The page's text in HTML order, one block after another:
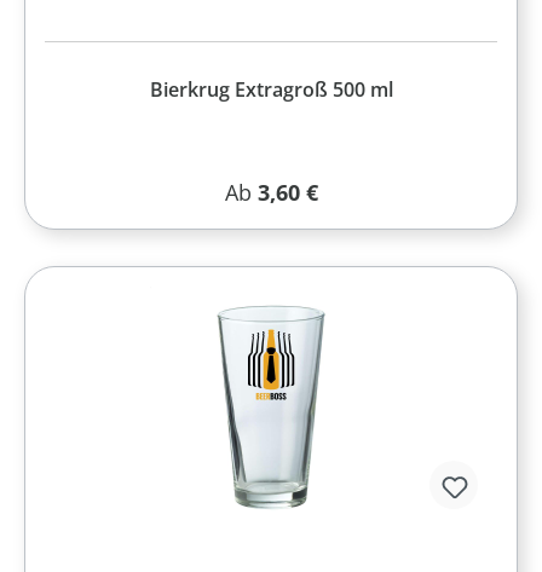
Bierkrug Extragroß 500 ml
Regulärer Preis:
Ab 3,60 €